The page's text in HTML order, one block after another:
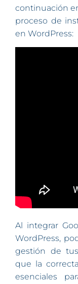
continuación
proceso de
en WordPress:
Al integrar
WordPress,
gestión de
que la
esenciales